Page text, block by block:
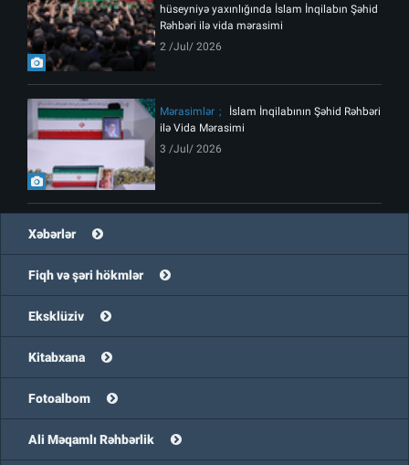
hüseyniyə yaxınlığında İslam İnqilabın Şəhid
Rəhbəri ilə vida mərasimi
2 /Jul/ 2026
Mərasimlər
İslam İnqilabının Şəhid Rəhbəri
ilə Vida Mərasimi
3 /Jul/ 2026
Xəbərlər
Fiqh və şəri hökmlər
Eksklüziv
Kitabxana
Fotoalbom
Ali Məqamlı Rəhbərlik